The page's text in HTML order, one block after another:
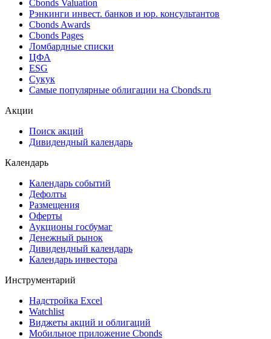
Best bid/ask
Cbonds Estimation
Cbonds Estimation Onshore
Cbonds Valuation
Рэнкинги инвест. банков и юр. консультантов
Cbonds Awards
Cbonds Pages
Ломбардные списки
ESG
Самые популярные облигации на Cbonds.ru
Дивидендный календарь
Календарь
Календарь событий
Дефолты
Размещения
Оферты
Денежный рынок
Календарь инвестора
Инструментарий